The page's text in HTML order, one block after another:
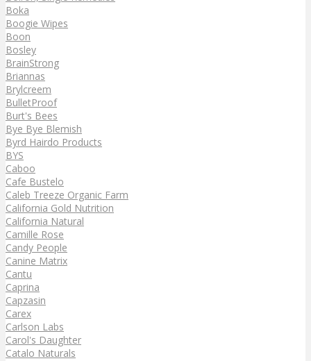
Boka
Boogie Wipes
Boon
Bosley
BrainStrong
Briannas
Brylcreem
BulletProof
Burt's Bees
Bye Bye Blemish
Byrd Hairdo Products
BYS
Caboo
Cafe Bustelo
Caleb Treeze Organic Farm
California Gold Nutrition
California Natural
Camille Rose
Candy People
Canine Matrix
Cantu
Caprina
Capzasin
Carex
Carlson Labs
Carol's Daughter
Catalo Naturals